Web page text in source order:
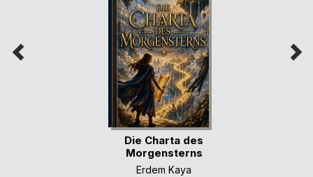
Die Charta des
Morgensterns
Erdem Kaya